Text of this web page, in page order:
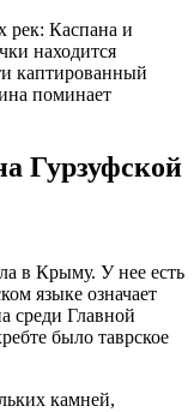
рек: Каспана и
находится
каптированный
поминает
Гурзуфской
в Крыму. У нее есть
языке означает
среди Главной
было таврское
камней,